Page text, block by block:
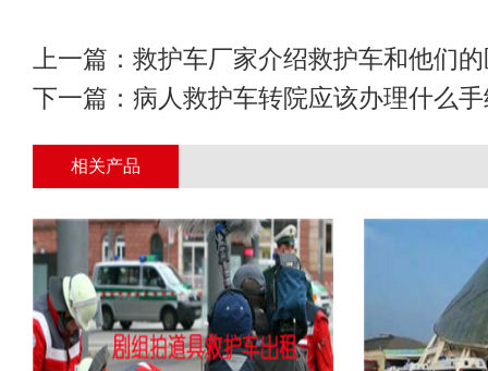
上一篇： 救护车厂家介绍救护车和他们
下一篇： 病人救护车转院应该办理什么
相关产品